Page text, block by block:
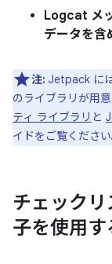
Logcat メ
データを含
注: Jetpack に
のライブラリが用
ティ ライブラリ と
イドをご覧ください
チェック
子を使用す